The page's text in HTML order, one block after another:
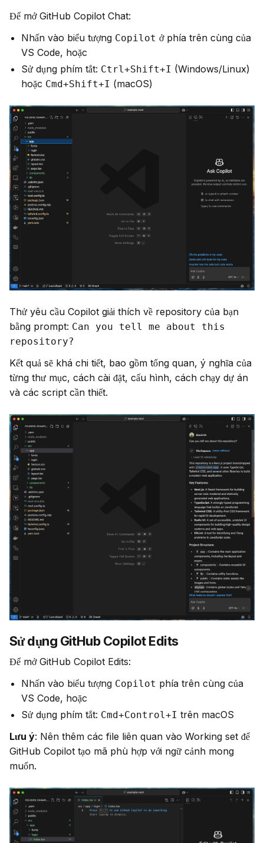
Để mở GitHub Copilot Chat:
Nhấn vào biểu tượng Copilot ở phía trên cùng của
VS Code, hoặc
Sử dụng phím tắt: Ctrl+Shift+I (Windows/Linux)
hoặc Cmd+Shift+I (macOS)
Thử yêu cầu Copilot giải thích về repository của bạn
bằng prompt: Can you tell me about this
repository?
Kết quả sẽ khá chi tiết, bao gồm tổng quan, ý nghĩa của
từng thư mục, cách cài đặt, cấu hình, cách chạy dự án
và các script cần thiết.
Sử dụng GitHub Copilot Edits
Để mở GitHub Copilot Edits:
Nhấn vào biểu tượng Copilot phía trên cùng của
VS Code, hoặc
Sử dụng phím tắt: Cmd+Control+I trên macOS
Lưu ý: Nên thêm các file liên quan vào Working set để
GitHub Copilot tạo mã phù hợp với ngữ cảnh mong
muốn.